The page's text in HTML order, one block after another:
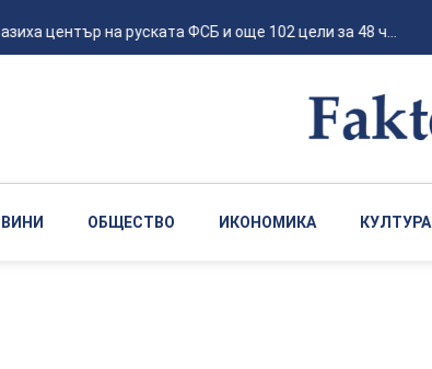
център на руската ФСБ и още 102 цели за 48 ч...
ОБЩЕСТВО ИКОНОМИКА КУЛТУРА